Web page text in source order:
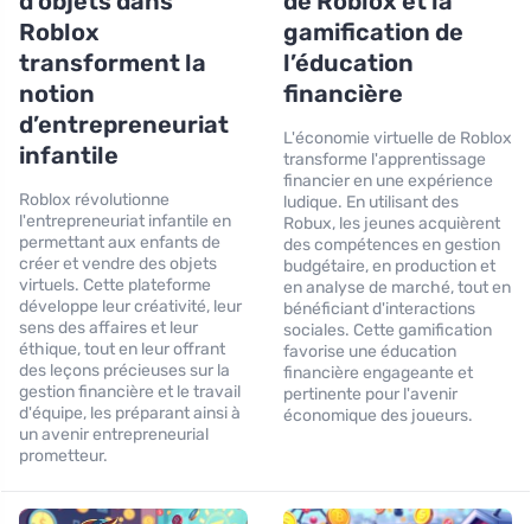
Roblox
transforment la
notion
d’entrepreneuriat
infantile
Roblox révolutionne
l'entrepreneuriat infantile en
permettant aux enfants de
créer et vendre des objets
virtuels. Cette plateforme
développe leur créativité, leur
sens des affaires et leur
éthique, tout en leur offrant
des leçons précieuses sur la
gestion financière et le travail
d'équipe, les préparant ainsi à
un avenir entrepreneurial
prometteur.
gamification de
l’éducation
financière
L'économie virtuelle de Roblox
transforme l'apprentissage
financier en une expérience
ludique. En utilisant des
Robux, les jeunes acquièrent
des compétences en gestion
budgétaire, en production et
en analyse de marché, tout en
bénéficiant d'interactions
sociales. Cette gamification
favorise une éducation
financière engageante et
pertinente pour l'avenir
économique des joueurs.